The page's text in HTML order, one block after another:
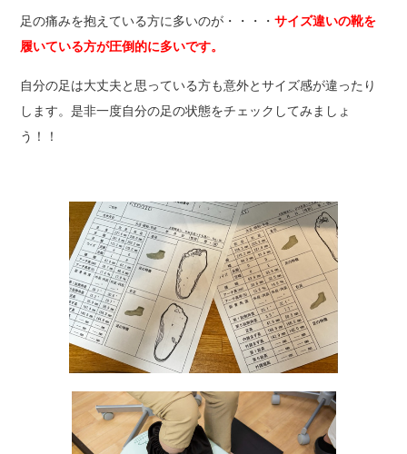
足の痛みを抱えている方に多いのが・・・・サイズ違いの靴を
履いている方が圧倒的に多いです。
自分の足は大丈夫と思っている方も意外とサイズ感が違ったり
します。是非一度自分の足の状態をチェックしてみましょ
う！！